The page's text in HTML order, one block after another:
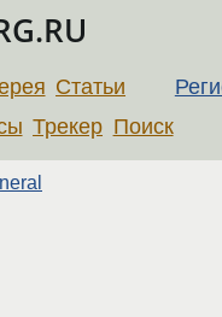
Статьи
Трекер Поиск